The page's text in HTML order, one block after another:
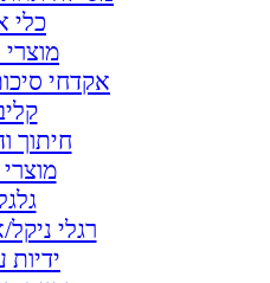
כלי
אקדחי
חיתוך
רגלי
ידיות